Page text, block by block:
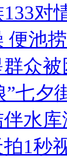
踢
133
便池
群众
”七夕
伴水
拍1秒